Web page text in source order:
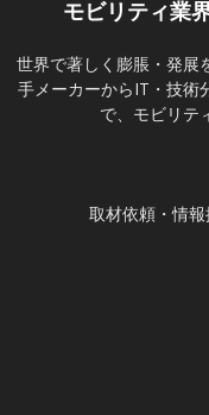
モビリティ業
世界で著しく膨脹・発展
手メーカーからIT・技術
で、モビリテ
取材依頼・情報